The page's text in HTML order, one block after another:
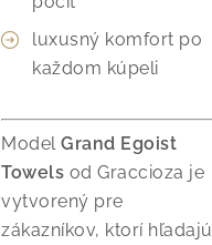
luxusný komfort po
každom kúpeli
Model Grand Egoist
Towels od Graccioza je
vytvorený pre
zákazníkov, ktorí hľadajú